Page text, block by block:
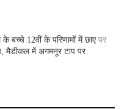
बच्चे 12वीं के परिणामों में छाएपर
मैडीकल में अगमनूर टाप पर